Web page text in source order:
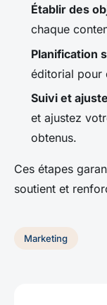
Établir des
chaque
Planification
éditorial pour
Suivi et
et ajustez
obtenus.
Ces étapes
soutient et
Marketing